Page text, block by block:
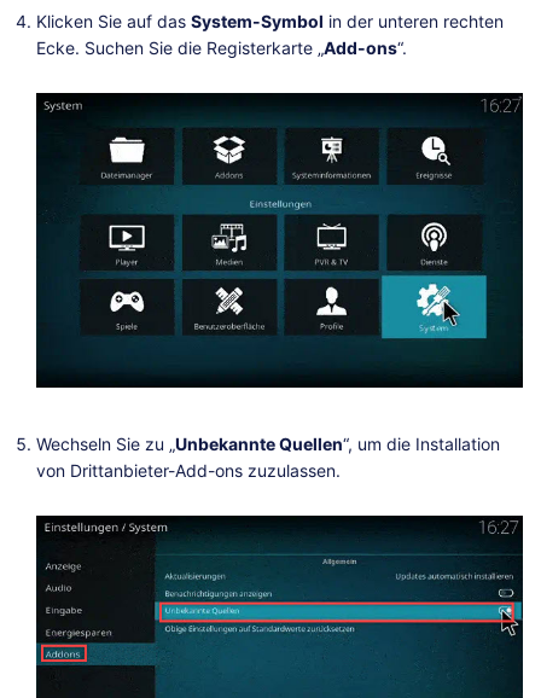
Klicken Sie auf das System-Symbol in der unteren rechten
Ecke. Suchen Sie die Registerkarte „Add-ons“.
Wechseln Sie zu „Unbekannte Quellen“, um die Installation
von Drittanbieter-Add-ons zuzulassen.